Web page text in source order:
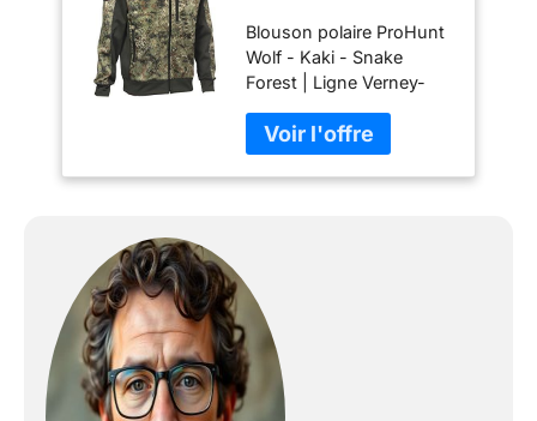
GhostCamo
SnakeForest Pro
Hunt
Blouson polaire ProHunt
Wolf - Kaki - Snake
Forest | Ligne Verney-
chasse > Vêtement de
chasse Homme >
Polaires de chasse -
un blouson de chasse
polaire double couche à
capuche. Produit
recommandé par la
communauté
MadeinChasse Produit